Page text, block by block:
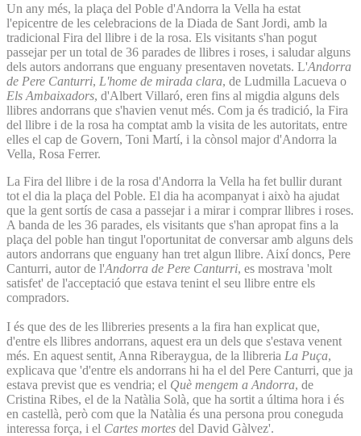
Un any més, la plaça del Poble d'Andorra la Vella ha estat
l'epicentre de les celebracions de la Diada de Sant Jordi, amb la
tradicional Fira del llibre i de la rosa. Els visitants s'han pogut
passejar per un total de 36 parades de llibres i roses, i saludar alguns
dels autors andorrans que enguany presentaven novetats. L'Andorra
de Pere Canturri, L'home de mirada clara, de Ludmilla Lacueva o
Els Ambaixadors, d'Albert Villaró, eren fins al migdia alguns dels
llibres andorrans que s'havien venut més. Com ja és tradició, la Fira
del llibre i de la rosa ha comptat amb la visita de les autoritats, entre
elles el cap de Govern, Toni Martí, i la cònsol major d'Andorra la
Vella, Rosa Ferrer.
La Fira del llibre i de la rosa d'Andorra la Vella ha fet bullir durant
tot el dia la plaça del Poble. El dia ha acompanyat i això ha ajudat
que la gent sortís de casa a passejar i a mirar i comprar llibres i roses.
A banda de les 36 parades, els visitants que s'han apropat fins a la
plaça del poble han tingut l'oportunitat de conversar amb alguns dels
autors andorrans que enguany han tret algun llibre. Així doncs, Pere
Canturri, autor de l'Andorra de Pere Canturri, es mostrava 'molt
satisfet' de l'acceptació que estava tenint el seu llibre entre els
compradors.
I és que des de les llibreries presents a la fira han explicat que,
d'entre els llibres andorrans, aquest era un dels que s'estava venent
més. En aquest sentit, Anna Riberaygua, de la llibreria La Puça,
explicava que 'd'entre els andorrans hi ha el del Pere Canturri, que ja
estava previst que es vendria; el Què mengem a Andorra, de
Cristina Ribes, el de la Natàlia Solà, que ha sortit a última hora i és
en castellà, però com que la Natàlia és una persona prou coneguda
interessa força, i el Cartes mortes del David Gàlvez'.